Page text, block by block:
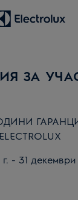
ЗА
ELECTROLUX
г. - 31